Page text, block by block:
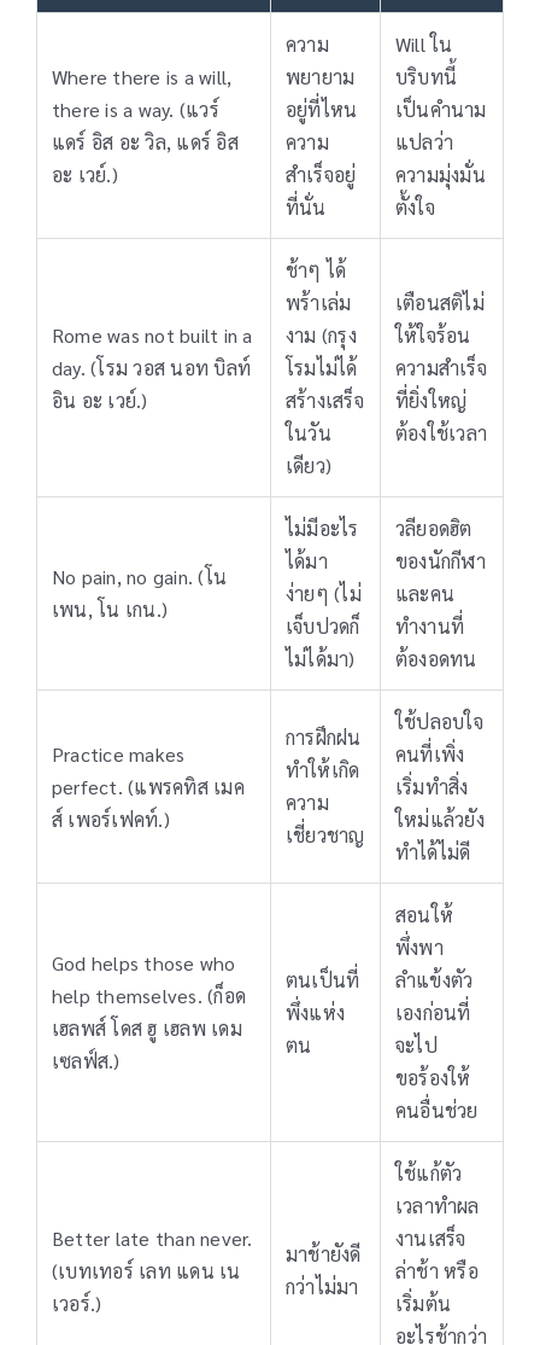
Where there is a will,
there is a way. (แวร์
แดร์ อิส อะ วิล, แดร์ อิส
อะ เวย์.)
ความ
พยายาม
อยู่ที่ไหน
ความ
สำเร็จอยู่
ที่นั่น
Will ใน
บริบทนี้
เป็นคำนาม
แปลว่า
ความมุ่งมั่น
ตั้งใจ
Rome was not built in a
day. (โรม วอส นอท บิลท์
อิน อะ เวย์.)
ช้าๆ ได้
พร้าเล่ม
งาม (กรุง
โรมไม่ได้
สร้างเสร็จ
ในวัน
เดียว)
เตือนสติไม่
ให้ใจร้อน
ความสำเร็จ
ที่ยิ่งใหญ่
ต้องใช้เวลา
No pain, no gain. (โน
เพน, โน เกน.)
ไม่มีอะไร
ได้มา
ง่ายๆ (ไม่
เจ็บปวดก็
ไม่ได้มา)
วลียอดฮิต
ของนักกีฬา
และคน
ทำงานที่
ต้องอดทน
Practice makes
perfect. (แพรคทิส เมค
ส์ เพอร์เฟคท์.)
การฝึกฝน
ทำให้เกิด
ความ
เชี่ยวชาญ
ใช้ปลอบใจ
คนที่เพิ่ง
เริ่มทำสิ่ง
ใหม่แล้วยัง
ทำได้ไม่ดี
God helps those who
help themselves. (ก็อด
เฮลพส์ โดส ฮู เฮลพ เดม
เซลฟ์ส.)
ตนเป็นที่
พึ่งแห่ง
ตน
สอนให้
พึ่งพา
ลำแข้งตัว
เองก่อนที่
จะไป
ขอร้องให้
คนอื่นช่วย
Better late than never.
(เบทเทอร์ เลท แดน เน
เวอร์.)
มาช้ายังดี
กว่าไม่มา
ใช้แก้ตัว
เวลาทำผล
งานเสร็จ
ล่าช้า หรือ
เริ่มต้น
อะไรช้ากว่า